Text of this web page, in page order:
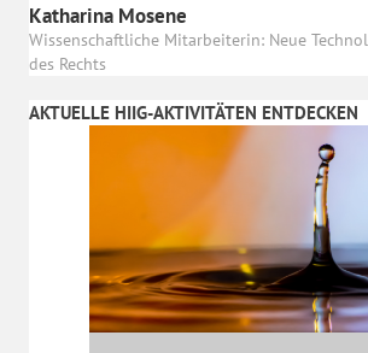
Katharina Mosene
Wissenschaftliche Mitarbeiterin: Neue
des Rechts
AKTUELLE HIIG-AKTIVITÄTEN ENTDECKEN